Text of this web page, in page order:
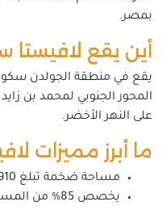
بمصر.
أين يقع لافيستا
المحور الجنوبي لمحمد بن زايد
على النهر الأخضر.
ما أبرز مميزات
مساحة ضخمة تبلغ 910 فدان.
يخصص 85% من